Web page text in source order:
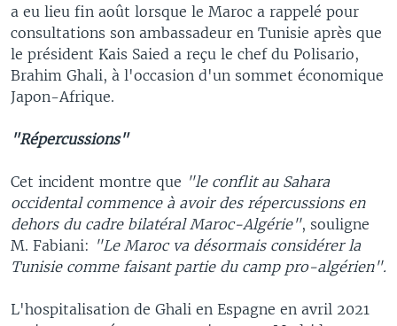
a eu lieu fin août lorsque le Maroc a rappelé pour
consultations son ambassadeur en Tunisie après que
le président Kais Saied a reçu le chef du Polisario,
Brahim Ghali, à l'occasion d'un sommet économique
Japon-Afrique.
"Répercussions"
Cet incident montre que "le conflit au Sahara
occidental commence à avoir des répercussions en
dehors du cadre bilatéral Maroc-Algérie", souligne
M. Fabiani: "Le Maroc va désormais considérer la
Tunisie comme faisant partie du camp pro-algérien".
L'hospitalisation de Ghali en Espagne en avril 2021